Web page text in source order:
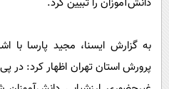
بین
اجتماعی
دانش‌آموزان را تبیین کرد.
به گزارش ایسنا، مجید پارسا با
پرورش استان تهران اظهار کرد: در